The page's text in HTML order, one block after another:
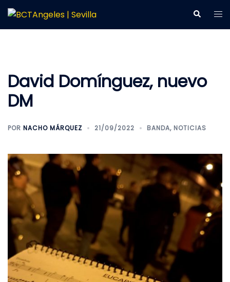
Saltar
contenido
Buscar
David Domínguez, nuevo
DM
POR NACHO MÁRQUEZ 21/09/2022 BANDA, NOTICIAS